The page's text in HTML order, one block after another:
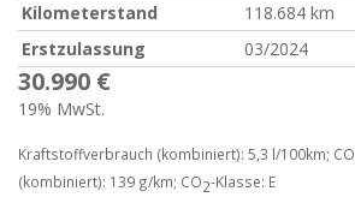
Kilometerstand
118.684 km
Erstzulassung
03/2024
30.990 €
19% MwSt.
Kraftstoffverbrauch (kombiniert): 5,3 l/100km; CO
(kombiniert): 139 g/km; CO2-Klasse: E